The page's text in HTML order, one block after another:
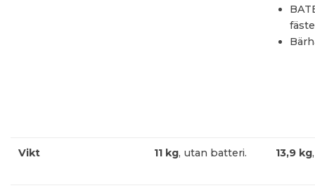
fäste
Vikt 11 kg, utan batteri. 13,9 kg